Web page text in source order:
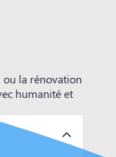
ou la rénovation
humanité et